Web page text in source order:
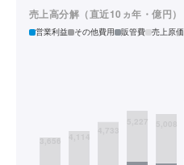
売上高分解（直近10ヵ年・億円）
営業利益 その他費用 販管費 売上原価